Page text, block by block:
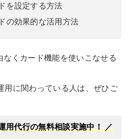
を設定する方法
の効果的な活用方法
くカード機能を使いこなせる
用に関わっている人は、ぜひご
用代行の無料相談実施中！ ／